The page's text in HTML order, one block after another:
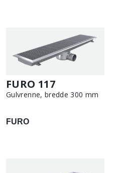
FURO 117
Gulvrenne, bredde 300 mm
FURO